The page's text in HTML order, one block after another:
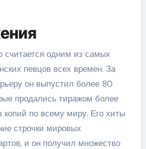
считается одним из самых
певцов всех времен. За
он выпустил более 80
продались тиражом более
по всему миру. Его хиты
строчки мировых
и он получил множество